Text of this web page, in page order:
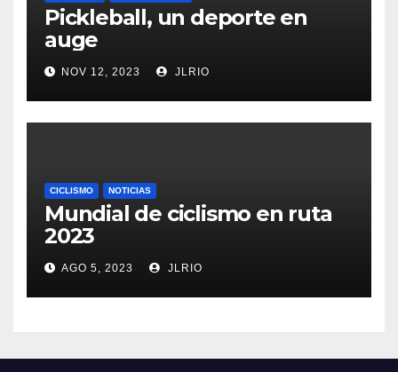
Pickleball, un deporte en
auge
NOV 12, 2023 JLRIO
CICLISMO NOTICIAS
Mundial de ciclismo en ruta
2023
AGO 5, 2023 JLRIO